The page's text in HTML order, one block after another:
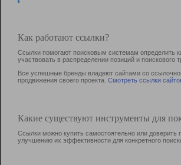
Как работают ссылки?
Ссылки помогают поисковым системам определить
участвовать в раcпределении позиций и поискового
Все успешные бренды владеют сайтами со
продвижения своего проекта. Смотреть ссылки
Какие существуют инструменты для
Ссылки можно купить самостоятельно или
улучшению их эффективности для конкретного